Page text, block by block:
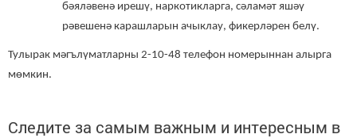
бәяләвенә ирешү, наркотикларга, сәламәт яшәү
рәвешенә карашларын ачыклау, фикерләрен белү.
Тулырак мәгълүматларны 2-10-48 телефон номерыннан алырга
мөмкин.
Следите за самым важным и интересным в